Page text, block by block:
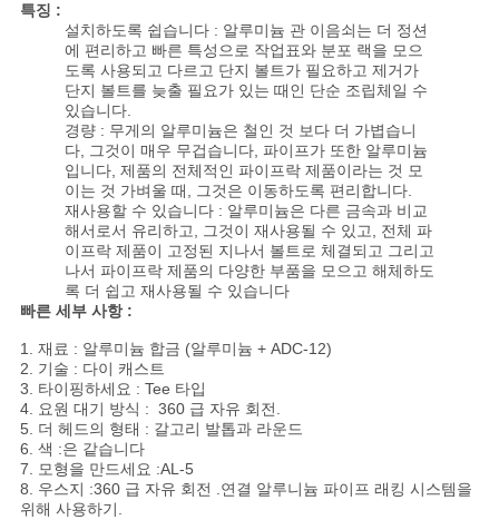
요
사
이
트
맵
특징 :
설치하도록 쉽습니다 : 알루미늄 관 이음쇠는 더 정션
에 편리하고 빠른 특성으로 작업표와 분포 랙을 모으
도록 사용되고 다르고 단지 볼트가 필요하고 제거가
단지 볼트를 늦출 필요가 있는 때인 단순 조립체일 수
있습니다.
경량 : 무게의 알루미늄은 철인 것 보다 더 가볍습니
다, 그것이 매우 무겁습니다, 파이프가 또한 알루미늄
입니다, 제품의 전체적인 파이프락 제품이라는 것 모
이는 것 가벼울 때, 그것은 이동하도록 편리합니다.
재사용할 수 있습니다 : 알루미늄은 다른 금속과 비교
해서로서 유리하고, 그것이 재사용될 수 있고, 전체 파
이프락 제품이 고정된 지나서 볼트로 체결되고 그리고
나서 파이프락 제품의 다양한 부품을 모으고 해체하도
록 더 쉽고 재사용될 수 있습니다
빠른 세부 사항 :
1. 재료 : 알루미늄 합금 (알루미늄 + ADC-12)
2. 기술 : 다이 캐스트
3. 타이핑하세요 : Tee 타입
4. 요원 대기 방식 : 360 급 자유 회전.
5. 더 헤드의 형태 : 갈고리 발톱과 라운드
6. 색 :은 같습니다
7. 모형을 만드세요 :AL-5
8. 우스지 :360 급 자유 회전 .연결 알루니늄 파이프 래킹 시스템을
위해 사용하기.